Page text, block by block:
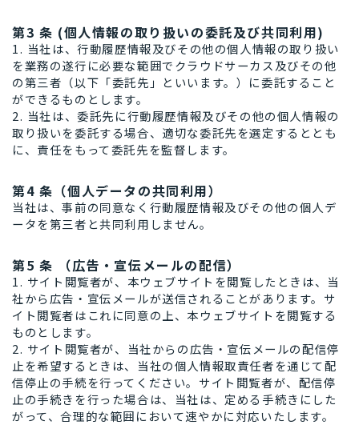
第3 条 (個人情報の取り扱いの委託及び共同利用)
1. 当社は、行動履歴情報及びその他の個人情報の取り扱い
を業務の遂行に必要な範囲でクラウドサーカス及びその他
の第三者（以下「委託先」といいます。）に委託すること
ができるものとします。
2. 当社は、委託先に行動履歴情報及びその他の個人情報の
取り扱いを委託する場合、適切な委託先を選定するととも
に、責任をもって委託先を監督します。
第4 条（個人データの共同利用）
当社は、事前の同意なく行動履歴情報及びその他の個人デ
ータを第三者と共同利用しません。
第5 条 （広告・宣伝メールの配信）
1. サイト閲覧者が、本ウェブサイトを閲覧したときは、当
社から広告・宣伝メールが送信されることがあります。サ
イト閲覧者はこれに同意の上、本ウェブサイトを閲覧する
ものとします。
2. サイト閲覧者が、当社からの広告・宣伝メールの配信停
止を希望するときは、当社の個人情報取責任者を通じて配
信停止の手続を行ってください。サイト閲覧者が、配信停
止の手続きを行った場合は、当社は、定める手続きにした
がって、合理的な範囲において速やかに対応いたします。